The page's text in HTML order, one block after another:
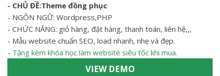
- CHỦ ĐỀ:Theme đồng phục
- NGÔN NGỮ: Wordpress,PHP
- CHỨC NĂNG: giỏ hàng, đặt hàng, thanh toán, liên hệ,,,
- Mẫu website chuẩn SEO, load nhanh, nhẹ và đẹp.
- Tặng kèm khóa học làm website siêu tốc khi mua.
VIEW DEMO